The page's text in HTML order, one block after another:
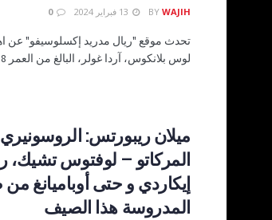
BY WAJIH
0
تحدث موقع "ريال مدريد إكسلوسيفو" عن
لوس بلانكوس، آردا غولر، البالغ من العمر 18 ...
ميلان ريبورتس:
المركاتو – لوفتوس تشيك،
إيكاردي و حتى أوباميانغ
المدروسة هذا الصيف